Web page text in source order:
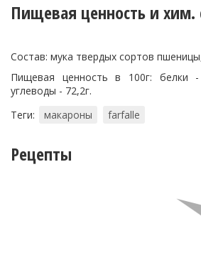
Пищевая ценность и хим.
Состав: мука твердых сортов
Пищевая ценность в 100г: белки
углеводы - 72,2г.
Теги:
макароны farfalle
Рецепты